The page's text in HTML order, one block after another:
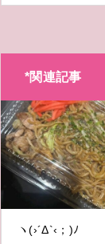
*関連記事
ヽ(›´Δ`‹；)ﾉ